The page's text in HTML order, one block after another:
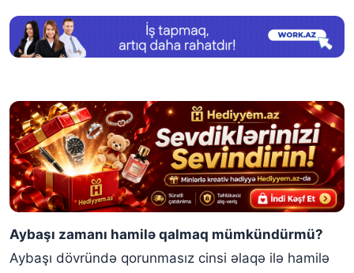
Aybaşı zamanı hamilə qalmaq mümkündürmü?
Aybaşı dövründə qorunmasız cinsi əlaqə ilə hamilə